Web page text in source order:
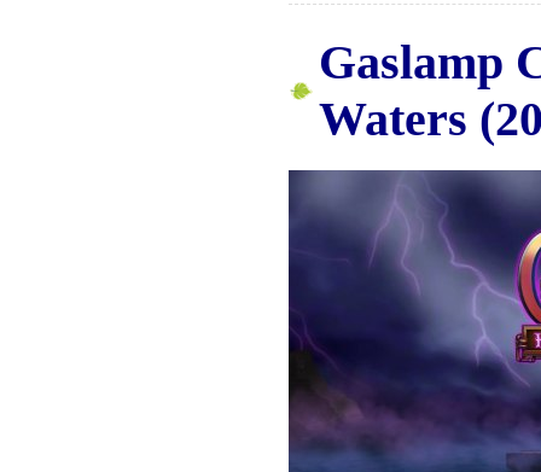
Gaslamp
Waters